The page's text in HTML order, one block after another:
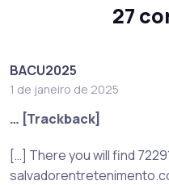
27
BACU2025
1 de janeiro de 2025
… [Trackback]
[…] There you will find